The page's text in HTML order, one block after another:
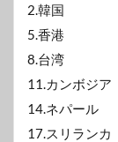
2.韓国
5.香港
8.台湾
11.カンボジア
14.ネパール
17.スリランカ